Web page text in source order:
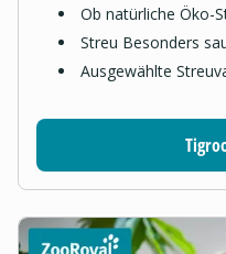
Ob natürliche Öko-
Streu Besonders
Ausgewählte